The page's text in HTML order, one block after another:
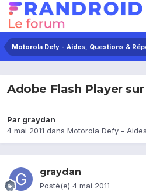
Motorola Defy - Aides, Questions &
Adobe Flash Player
Par graydan
4 mai 2011 dans Motorola Defy -
graydan
Posté(e) 4 mai 2011